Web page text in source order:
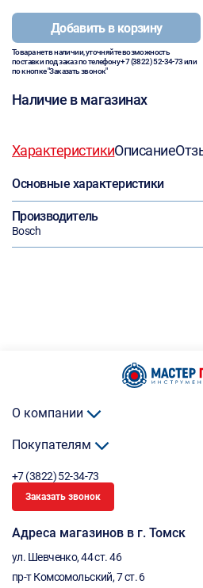
Добавить в корзину
Товара нет в наличии, уточняйте возможность
поставки под заказ по телефону+7 (3822) 52-34-73или
по кнопке "Заказать звонок"
Наличие в магазинах
ХарактеристикиОписание
Основные характеристики
Производитель
Bosch
О компании
Покупателям
+7 (3822) 52-34-73
Заказать звонок
Адреса магазинов в г. Томск
ул. Шевченко, 44 ст. 46
пр-т Комсомольский, 7 ст. 6